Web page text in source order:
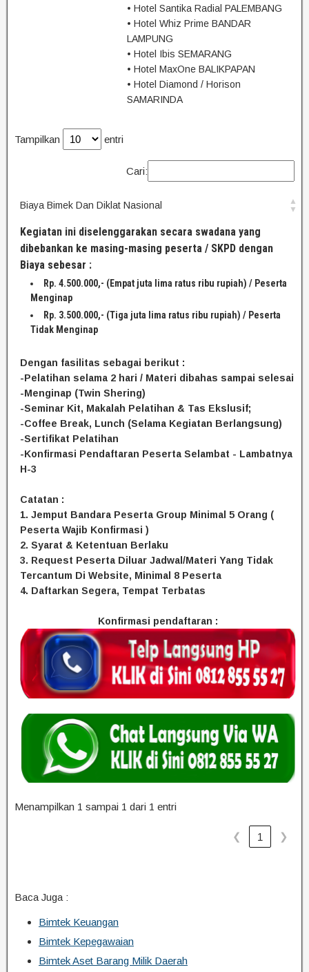
• Hotel Santika Radial PALEMBANG
• Hotel Whiz Prime BANDAR
LAMPUNG
• Hotel Ibis SEMARANG
• Hotel MaxOne BALIKPAPAN
• Hotel Diamond / Horison
SAMARINDA
Tampilkan entri
Cari:
Biaya Bimek Dan Diklat Nasional
Kegiatan ini diselenggarakan secara swadana yang
dibebankan ke masing-masing peserta / SKPD dengan
Biaya sebesar :
Rp. 4.500.000,- (Empat juta lima ratus ribu rupiah) / Peserta
Menginap
Rp. 3.500.000,- (Tiga juta lima ratus ribu rupiah) / Peserta
Tidak Menginap
Dengan fasilitas sebagai berikut :
-Pelatihan selama 2 hari / Materi dibahas sampai selesai
-Menginap (Twin Shering)
-Seminar Kit, Makalah Pelatihan & Tas Ekslusif;
-Coffee Break, Lunch (Selama Kegiatan Berlangsung)
-Sertifikat Pelatihan
-Konfirmasi Pendaftaran Peserta Selambat - Lambatnya
H-3
Catatan :
1. Jemput Bandara Peserta Group Minimal 5 Orang (
Peserta Wajib Konfirmasi )
2. Syarat & Ketentuan Berlaku
3. Request Peserta Diluar Jadwal/Materi Yang Tidak
Tercantum Di Website, Minimal 8 Peserta
4. Daftarkan Segera, Tempat Terbatas
Konfirmasi pendaftaran :
Menampilkan 1 sampai 1 dari 1 entri
❮ 1 ❯
Baca Juga :
Bimtek Keuangan
Bimtek Kepegawaian
Bimtek Aset Barang Milik Daerah